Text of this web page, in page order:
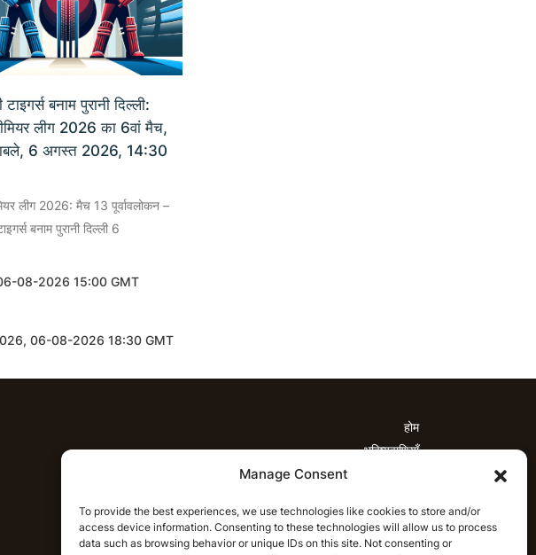
Manage Consent
To provide the best experiences, we use technologies like cookies to store and/or
access device information. Consenting to these technologies will allow us to process
data such as browsing behavior or unique IDs on this site. Not consenting or
बनाम पुरानी दिल्ली:
लीग 2026 का 6वां मैच,
6 अगस्त 2026, 14:30
लीग 2026: मैच 13 पूर्वावलोकन –
बनाम पुरानी दिल्ली 6
06-08-2026 15:00 GMT
2026, 06-08-2026 18:30 GMT
होम
भविष्यवाणियाँ
टी20 लीग भविष्यवाणियाँ
समाचार
आईपीएल समाचार
टी20 लीग समाचार महिला क्रिकेट समाचार